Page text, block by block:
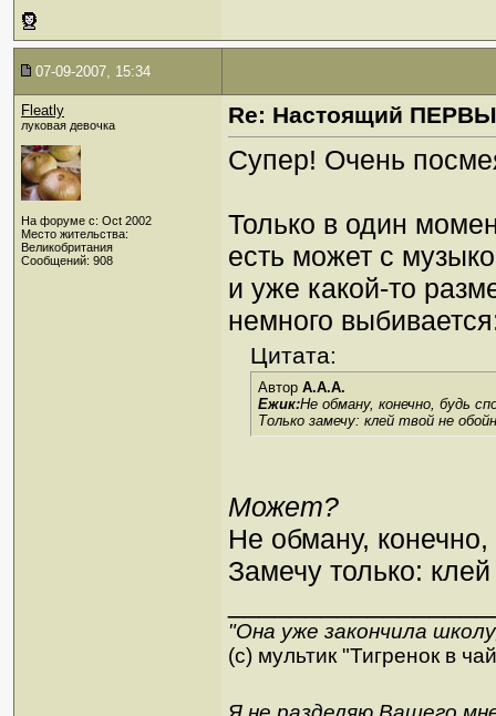
07-09-2007, 15:34
Fleatly
луковая девочка
На форуме с: Oct 2002
Место жительства:
Великобритания
Сообщений: 908
Re: Настоящий
Супер! Очень
Только в один
есть может с
и уже какой-то
немного
Цитата:
Автор A.A.A.
Ежик:Не обману, конечно, будь
Только замечу: клей твой не
Может?
Не обману,
Замечу только:
"Она уже закончила
(с) мультик "Тигренок в